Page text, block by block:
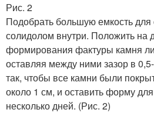
Рис. 2
Подобрать большую емкость для
солидолом внутри. Положить на
формирования фактуры камня
оставляя между ними зазор в
так, чтобы все камни были
около 1 см, и оставить форму
несколько дней. (Рис. 2)